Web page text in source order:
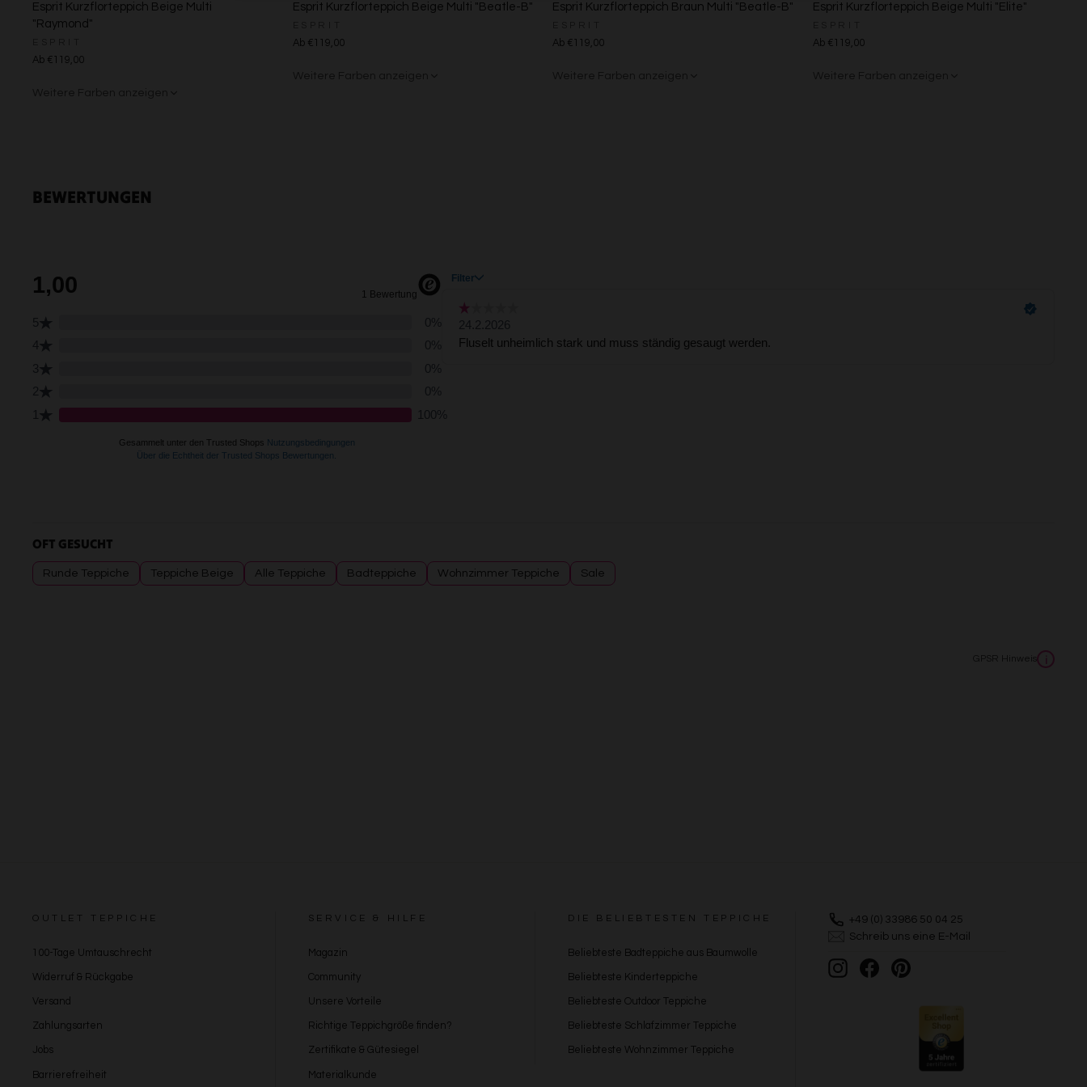
Esprit Kurzflorteppich Beige Multi
"Raymond"
Ab €119,00
Esprit Kurzflorteppich Beige Multi "Beatle-B"
Ab €119,00
Esprit Kurzflorteppich Braun Multi "Beatle-B"
Ab €119,00
Esprit Kurzflorteppich Beige Multi "Elite"
Ab €119,00
BEWERTUNGEN
OFT GESUCHT
Runde Teppiche Teppiche Beige Alle Teppiche Badteppiche Wohnzimmer Teppiche Sale
GPSR Hinweis i
OUTLET TEPPICHE
100-Tage Umtauschrecht
Widerruf & Rückgabe
Versand
Zahlungsarten
Jobs
Barrierefreiheit
SERVICE & HILFE
Magazin
Community
Unsere Vorteile
Richtige Teppichgröße finden?
Zertifikate & Gütesiegel
Materialkunde
DIE BELIEBTESTEN TEPPICHE
Beliebteste Badteppiche aus Baumwolle
Beliebteste Kinderteppiche
Beliebteste Outdoor Teppiche
Beliebteste Schlafzimmer Teppiche
Beliebteste Wohnzimmer Teppiche
+49 (0) 33986 50 04 25
Schreib uns eine E-Mail
Instagram
FacebookPinterest
Speichern von oder Zugriff auf Informationen auf einem Endgerät
Erstellung von Profilen für personalisierte Werbung